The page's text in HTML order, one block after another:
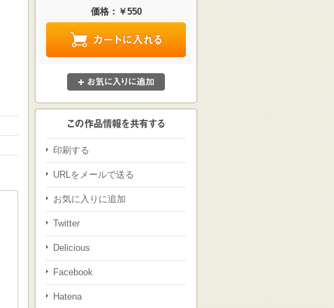
価格：￥550
印刷する
URLをメールで送る
お気に入りに追加
Twitter
Delicious
Facebook
Hatena